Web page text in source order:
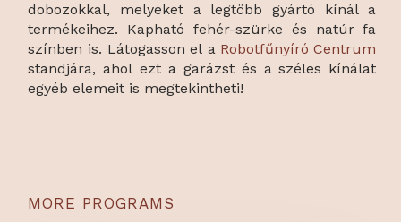
dobozokkal, melyeket a legtöbb gyártó kínál a
termékeihez. Kapható fehér-szürke és natúr fa
színben is. Látogasson el a Robotfűnyíró Centrum
standjára, ahol ezt a garázst és a széles kínálat
egyéb elemeit is megtekintheti!
MORE PROGRAMS